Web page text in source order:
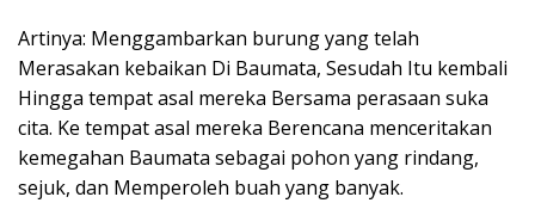
Artinya: Menggambarkan burung yang telah
Merasakan kebaikan Di Baumata, Sesudah Itu kembali
Hingga tempat asal mereka Bersama perasaan suka
cita. Ke tempat asal mereka Berencana menceritakan
kemegahan Baumata sebagai pohon yang rindang,
sejuk, dan Memperoleh buah yang banyak.